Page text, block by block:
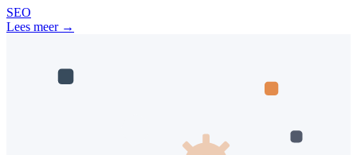
SEO
Lees meer →